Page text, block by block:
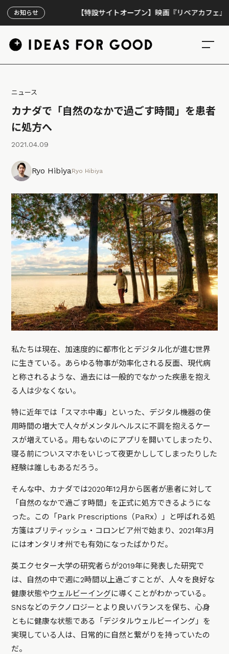
お知らせ 【特設サイトオープン】映画『リペアカフェ』、上映
ニュース
カナダで「自然のなかで過ごす時間」を患者
に処方へ
2021.04.09
Ryo HibiyaRyo Hibiya
私たちは現在、加速度的に都市化とデジタル化が進む世界
に生きている。あらゆる物事が効率化される反面、現代病
と称されるような、過去には一般的でなかった疾患を抱え
る人は少なくない。
特に近年では「スマホ中毒」といった、デジタル機器の使
用時間の増大で人々がメンタルヘルスに不調を抱えるケー
スが増えている。用もないのにアプリを開いてしまったり、
寝る前についスマホをいじって夜更かししてしまったりした
経験は誰しもあるだろう。
そんな中、カナダでは2020年12月から医者が患者に対して
「自然のなかで過ごす時間」を正式に処方できるようにな
った。この「Park Prescriptions（PaRx）」と呼ばれる処
方箋はブリティッシュ・コロンビア州で始まり、2021年3月
にはオンタリオ州でも有効になったばかりだ。
英エクセター大学の研究者らが2019年に発表した研究で
は、自然の中で週に2時間以上過ごすことが、人々を良好な
健康状態やウェルビーイングに導くことがわかっている。
SNSなどのテクノロジーとより良いバランスを保ち、心身
ともに健康な状態である「デジタルウェルビーイング」を
実現している人は、日常的に自然と繋がりを持っていたの
だ。